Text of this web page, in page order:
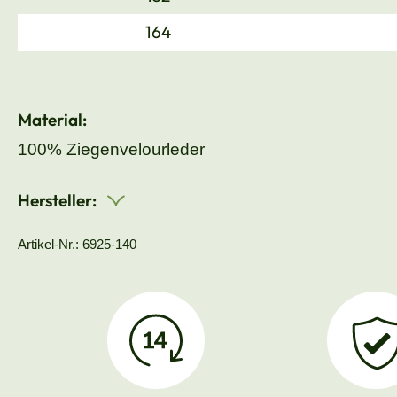
164
Material:
100% Ziegenvelourleder
Hersteller:
Artikel-Nr.: 6925-140